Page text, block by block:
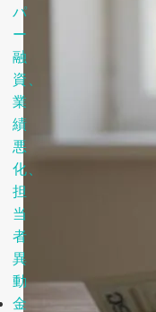
パ
ー
融
資、
業
績
悪
化、
担
当
者
異
動
金